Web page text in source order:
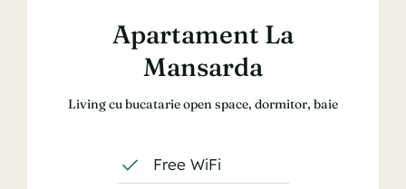
Apartament La
Mansarda
Living cu bucatarie open space, dormitor, baie
Free WiFi